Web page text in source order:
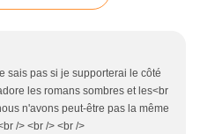
sais pas si je supporterai le côté
les romans sombres et les<br
n'avons peut-être pas la même
/> <br /> <br />